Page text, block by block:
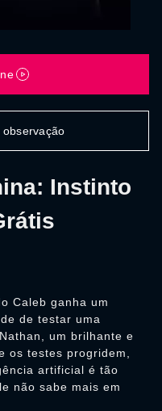
Instinto
Caleb ganha um
de testar uma
um brilhante e
os testes progridem,
artificial é tão
não sabe mais em